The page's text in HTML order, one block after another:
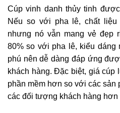
Cúp vinh danh thủy tinh
Nếu so với pha lê, chất
nhưng nó vẫn mang vẻ đẹp
80% so với pha lê, kiểu dáng
phú nên dễ dàng đáp ứng
khách hàng. Đặc biệt, giá cúp
phần mềm hơn so với các sản
các đối tượng khách hàng hơn